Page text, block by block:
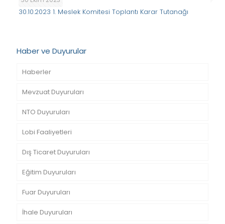
30.10.2023 1. Meslek Komitesi Toplantı Karar Tutanağı
Haber ve Duyurular
Haberler
Mevzuat Duyuruları
NTO Duyuruları
Lobi Faaliyetleri
Dış Ticaret Duyuruları
Eğitim Duyuruları
Fuar Duyuruları
İhale Duyuruları